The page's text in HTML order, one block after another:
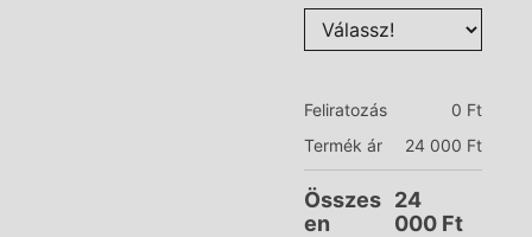
Feliratozás 0 Ft
Termék ár
24 000 Ft
Összes
en
24
000 Ft